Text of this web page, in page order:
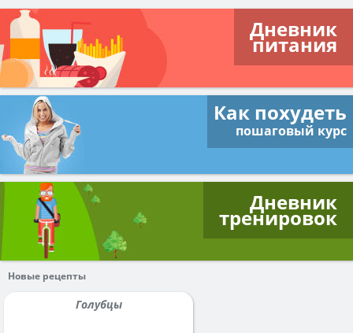
Дневник
питания
Как похудеть
пошаговый курс
Дневник
тренировок
Новые рецепты
Голубцы